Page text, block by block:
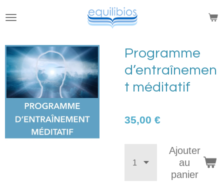
au
principal
Programme
d’entraînemen
t méditatif
35,00 €
Ajouter
au
panier